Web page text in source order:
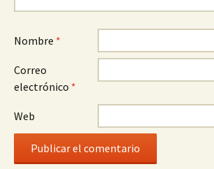
Nombre *
Correo
electrónico *
Web